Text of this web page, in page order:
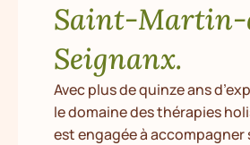
Saint-Martin-
Seignanx.
Avec plus de quinze ans
le domaine des thérapies
est engagée à accompagner